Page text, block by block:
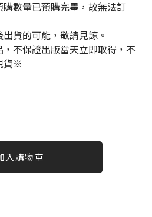
數量已預購完畢，故無法訂
貨的可能，敬請見諒。
不保證出版當天立即取得，不
貨※
入購物車